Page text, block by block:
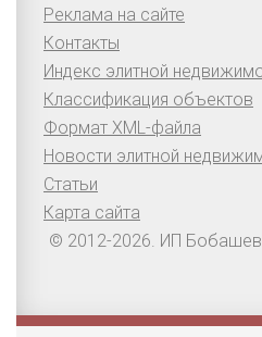
Реклама на сайте
Контакты
Индекс элитной
Классификация объектов
Формат XML-файла
Новости элитной
Статьи
Карта сайта
© 2012-2026. ИП Бобашев